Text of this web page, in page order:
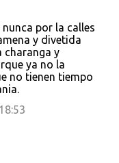
por la calles
y divetida
charanga y
ya no la
no tienen tiempo